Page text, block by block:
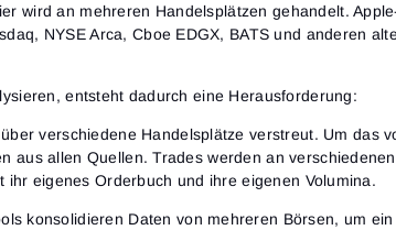
wird an mehreren Handelsplätzen gehandelt.
NYSE Arca, Cboe EDGX, BATS und anderen
entsteht dadurch eine Herausforderung:
verschiedene Handelsplätze verstreut. Um das
aus allen Quellen. Trades werden an
ihr eigenes Orderbuch und ihre eigenen Volumina.
konsolidieren Daten von mehreren Börsen, um